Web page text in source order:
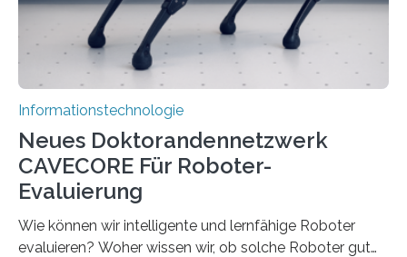
verarbeiten müssen, steigt der Bedarf an neuen
Rechenarchitekturen. Neben Quantencomputern
rücken dabei insbesondere…
Informationstechnologie
Neues Doktorandennetzwerk
CAVECORE Für Roboter-
Evaluierung
Wie können wir intelligente und lernfähige Roboter
evaluieren? Woher wissen wir, ob solche Roboter gut